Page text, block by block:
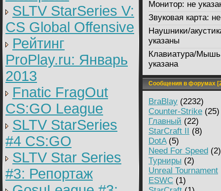
SLTV StarSeries V:
CS Global Offensive
Рейтинг
ProPlay.ru: Январь
2013
Fnatic FragOut
CS:GO League
SLTV StarSeries
#4 CS:GO
SLTV Star Series
#3: Репортаж
Монитор: не
Звуковая карта:
Наушники/
указаны
Клавиатура/
указана
Сообщения в форумах
BraBlay (2232)
Counter-Strike (25)
Главный (22)
StarCraft II (8)
DotA(5)
Need For Speed (2)
Турниры (2)
Unreal Tournament
ESWC (1)